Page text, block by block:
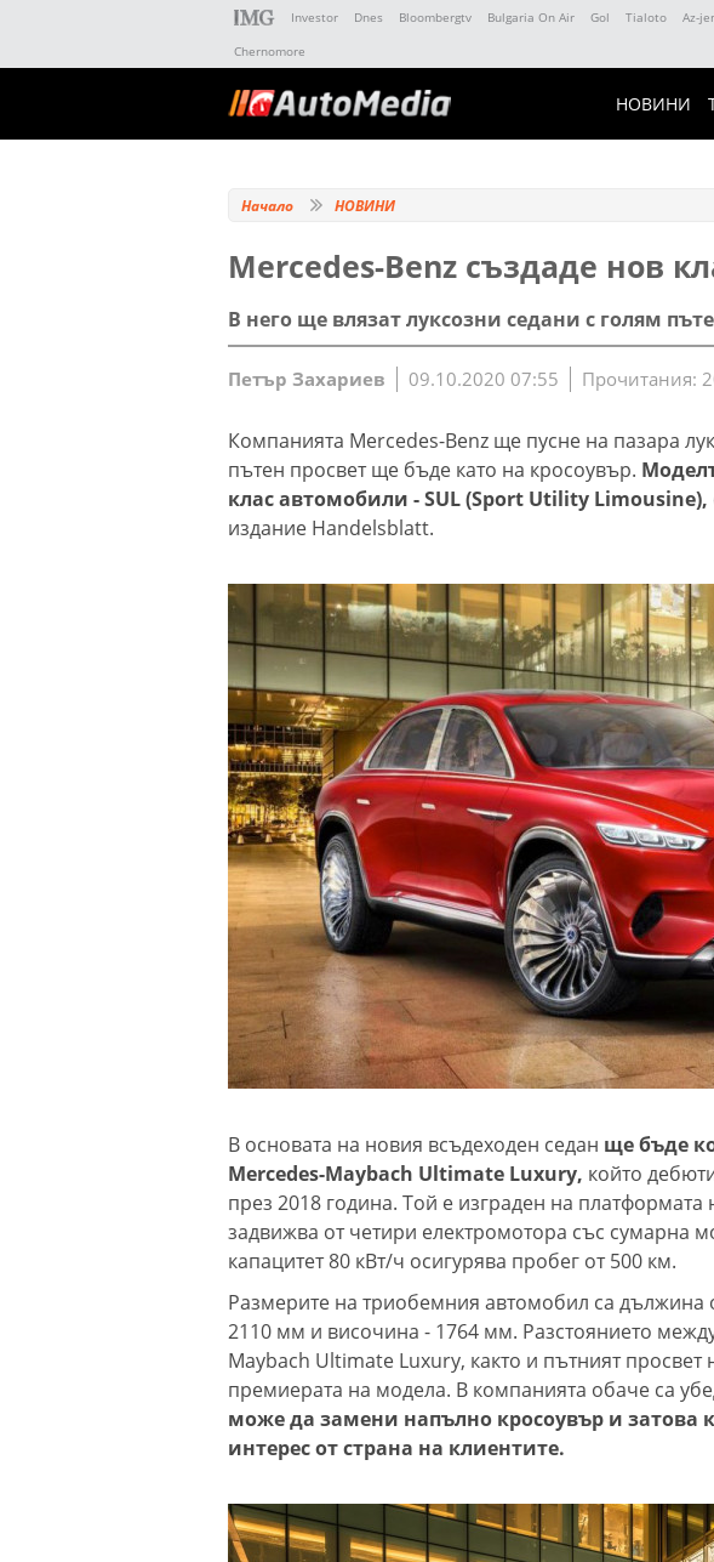
Investor Dnes Bloombergtv Bulgaria On Air Gol Tialoto Az-
Chernomore
НОВИНИ
Начало НОВИНИ
Mercedes-Benz създаде нов
В него ще влязат луксозни седани с голям
Петър Захариев 09.10.2020 07:55 Прочитания:
Компанията Mercedes-Benz ще пусне на пазара
пътен просвет ще бъде като на кросоувър.
клас автомобили - SUL (Sport Utility Limousine),
издание Handelsblatt.
В основата на новия всъдеходен седан ще бъде
Mercedes-Maybach Ultimate Luxury, който
през 2018 година. Той е изграден на платформата
задвижва от четири електромотора със сумарна
капацитет 80 кВт/ч осигурява пробег от 500 км.
Размерите на триобемния автомобил са
2110 мм и височина - 1764 мм. Разстоянието
Maybach Ultimate Luxury, както и пътният
премиерата на модела. В компанията обаче са
може да замени напълно кросоувър и затова
интерес от страна на клиентите.